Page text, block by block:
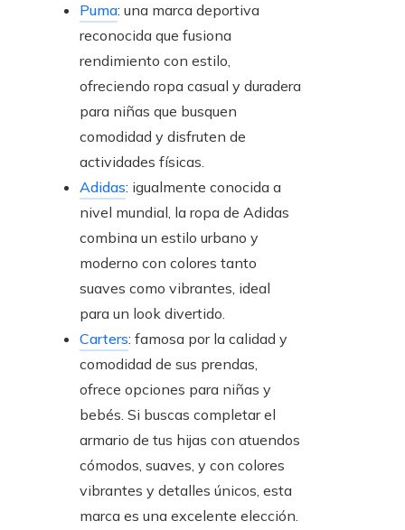
Puma: una marca deportiva
reconocida que fusiona
rendimiento con estilo,
ofreciendo ropa casual y duradera
para niñas que busquen
comodidad y disfruten de
actividades físicas.
Adidas: igualmente conocida a
nivel mundial, la ropa de Adidas
combina un estilo urbano y
moderno con colores tanto
suaves como vibrantes, ideal
para un look divertido.
Carters: famosa por la calidad y
comodidad de sus prendas,
ofrece opciones para niñas y
bebés. Si buscas completar el
armario de tus hijas con atuendos
cómodos, suaves, y con colores
vibrantes y detalles únicos, esta
marca es una excelente elección.